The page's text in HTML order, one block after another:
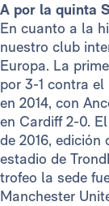
A por la quinta
En cuanto a la
nuestro club
Europa. La
por 3-1 contra
en 2014, con
en Cardiff 2-0.
de 2016,
estadio de
trofeo la sede
Manchester